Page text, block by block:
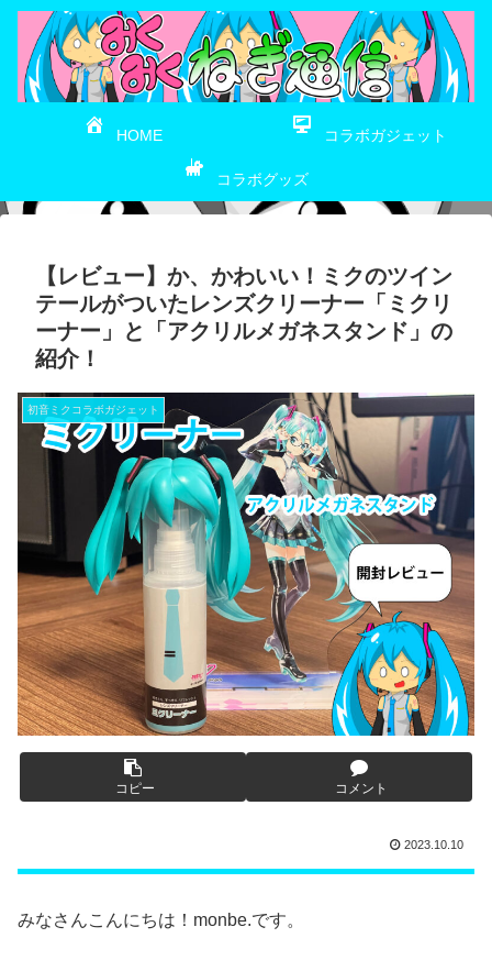
HOME コラボガジェット
コラボグッズ
【レビュー】か、かわいい！ミクのツイン
テールがついたレンズクリーナー「ミクリ
ーナー」と「アクリルメガネスタンド」の
紹介！
初音ミクコラボガジェット
コピー コメント
2023.10.10
みなさんこんにちは！monbe.です。